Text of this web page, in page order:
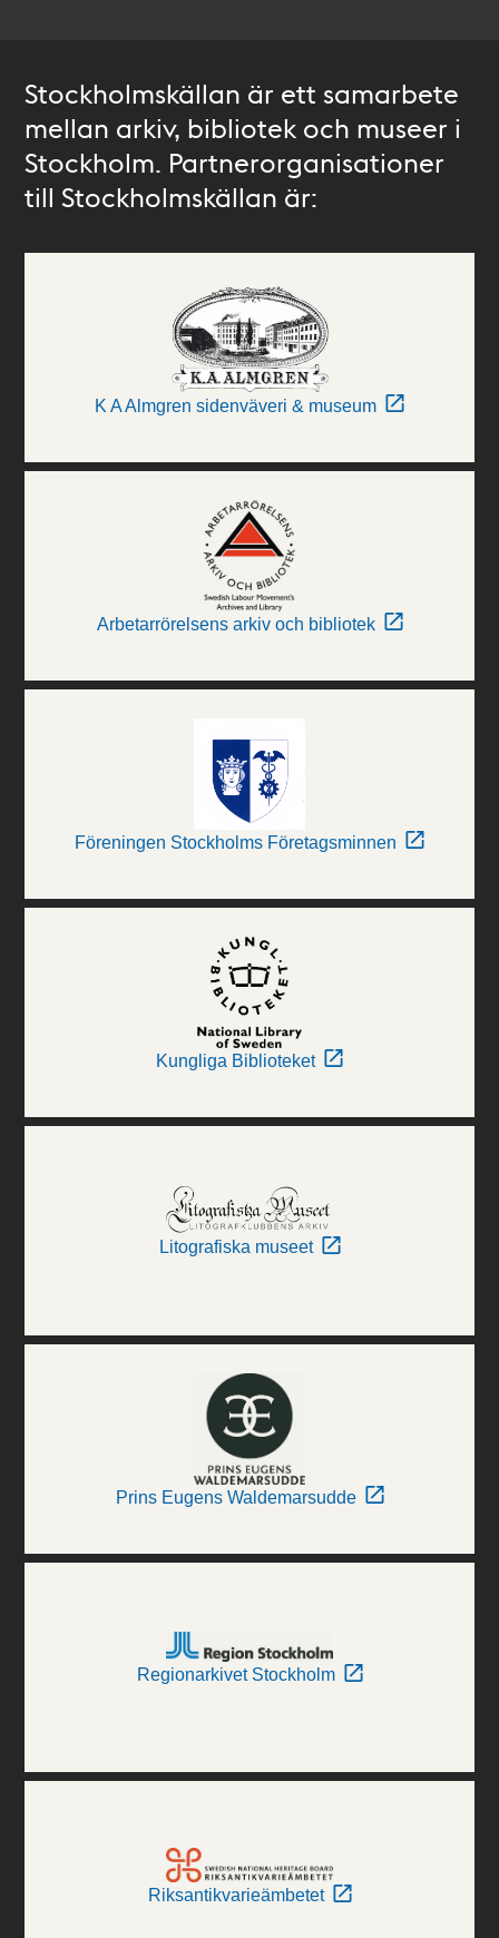
Stockholmskällan är ett samarbete
mellan arkiv, bibliotek och museer i
Stockholm. Partnerorganisationer
till Stockholmskällan är:
K A Almgren sidenväveri & museum
Arbetarrörelsens arkiv och bibliotek
Föreningen Stockholms Företagsminnen
Kungliga Biblioteket
Litografiska museet
Prins Eugens Waldemarsudde
Regionarkivet Stockholm
Riksantikvarieämbetet